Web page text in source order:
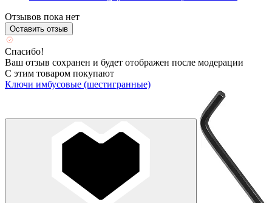
Отзывов пока нет
Оставить отзыв
Спасибо!
Ваш отзыв сохранен и будет отображен после модерации
С этим товаром покупают
Ключи имбусовые (шестигранные)